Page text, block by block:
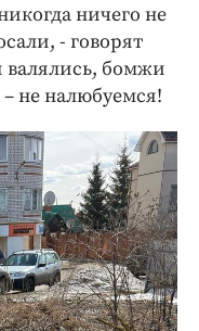
ничего не
- говорят
бомжи
не налюбуемся!